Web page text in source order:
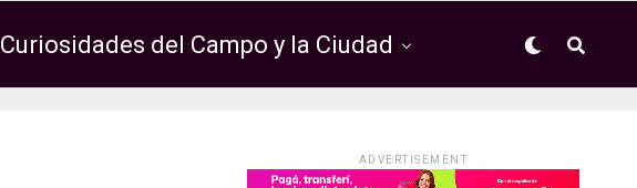
Curiosidades del Campo y la Ciudad
ADVERTISEMENT